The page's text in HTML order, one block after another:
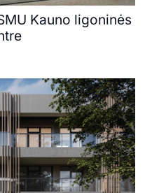
Kauno ligoninės